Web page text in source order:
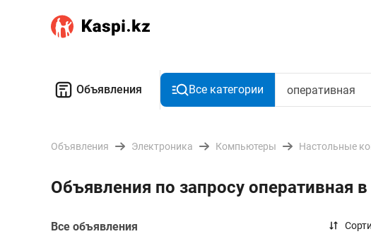
Объявления Все категории
Объявления Электроника Компьютеры Настольные
Объявления по запросу оперативная
Все объявления